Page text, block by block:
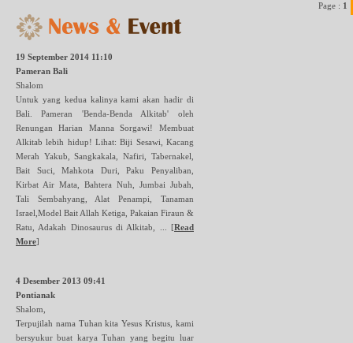
19 September 2014 11:10
Pameran Bali
Shalom
Untuk yang kedua kalinya kami akan hadir di
Bali. Pameran 'Benda-Benda Alkitab' oleh
Renungan Harian Manna Sorgawi! Membuat
Alkitab lebih hidup! Lihat: Biji Sesawi, Kacang
Merah Yakub, Sangkakala, Nafiri, Tabernakel,
Bait Suci, Mahkota Duri, Paku Penyaliban,
Kirbat Air Mata, Bahtera Nuh, Jumbai Jubah,
Tali Sembahyang, Alat Penampi, Tanaman
Israel,Model Bait Allah Ketiga, Pakaian Firaun &
Ratu, Adakah Dinosaurus di Alkitab, ... [Read
More]
4 Desember 2013 09:41
Pontianak
Shalom,
Terpujilah nama Tuhan kita Yesus Kristus, kami
bersyukur buat karya Tuhan yang begitu luar
Page : 1